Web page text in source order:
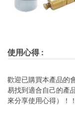
使用心得:
歡迎已購買本產品的
易找到適合自己的產
來分享使用心得）！！